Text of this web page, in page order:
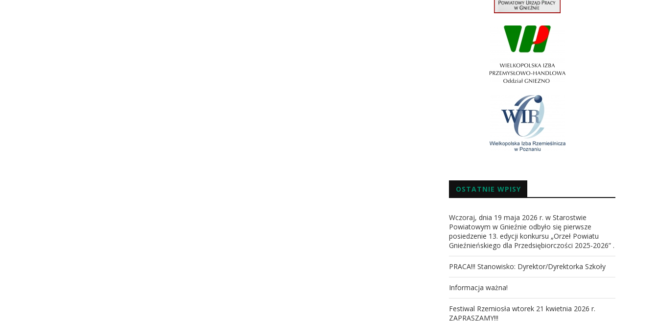
OSTATNIE WPISY
Wczoraj, dnia 19 maja 2026 r. w Starostwie
Powiatowym w Gnieźnie odbyło się pierwsze
posiedzenie 13. edycji konkursu „Orzeł Powiatu
Gnieźnieńskiego dla Przedsiębiorczości 2025-2026” .
PRACA!!! Stanowisko: Dyrektor/Dyrektorka Szkoły
Informacja ważna!
Festiwal Rzemiosła wtorek 21 kwietnia 2026 r.
ZAPRASZAMY!!!